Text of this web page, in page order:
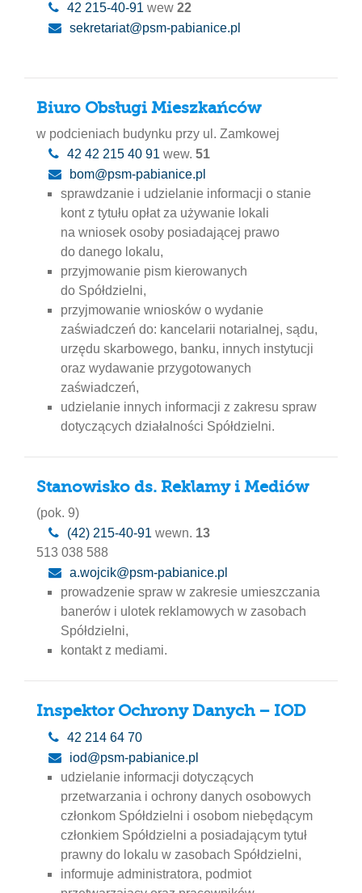
42 215-40-91 wew 22
sekretariat@psm-pabianice.pl
Biuro Obsługi Mieszkańców
w podcieniach budynku przy ul. Zamkowej
42 42 215 40 91 wew. 51
bom@psm-pabianice.pl
sprawdzanie i udzielanie informacji o stanie
kont z tytułu opłat za używanie lokali
na wniosek osoby posiadającej prawo
do danego lokalu,
przyjmowanie pism kierowanych
do Spółdzielni,
przyjmowanie wniosków o wydanie
zaświadczeń do: kancelarii notarialnej, sądu,
urzędu skarbowego, banku, innych instytucji
oraz wydawanie przygotowanych
zaświadczeń,
udzielanie innych informacji z zakresu spraw
dotyczących działalności Spółdzielni.
Stanowisko ds. Reklamy i Mediów
(pok. 9)
(42) 215-40-91 wewn. 13
513 038 588
a.wojcik@psm-pabianice.pl
prowadzenie spraw w zakresie umieszczania
banerów i ulotek reklamowych w zasobach
Spółdzielni,
kontakt z mediami.
Inspektor Ochrony Danych – IOD
42 214 64 70
iod@psm-pabianice.pl
udzielanie informacji dotyczących
przetwarzania i ochrony danych osobowych
członkom Spółdzielni i osobom niebędącym
członkiem Spółdzielni a posiadającym tytuł
prawny do lokalu w zasobach Spółdzielni,
informuje administratora, podmiot